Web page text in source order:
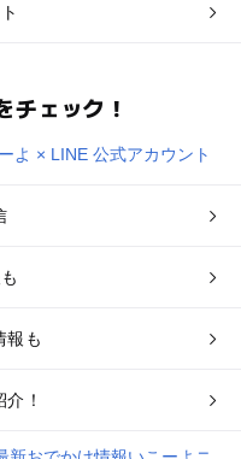
チェック！
報も
！